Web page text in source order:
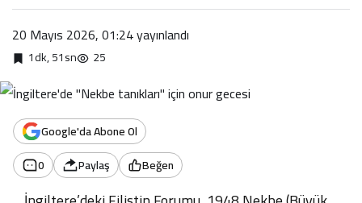
20 Mayıs 2026, 01:24yayınlandı
1dk, 51sn 25
Google'da Abone Ol
0
Paylaş Beğen